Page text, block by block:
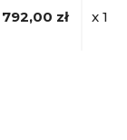
792,00 zł x 1